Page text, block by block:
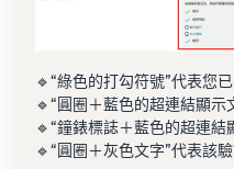
🔹“綠色的打勾符號”代表您
🔹“圓圈＋藍色的超連結顯示
🔹“鐘錶標誌＋藍色的超連結
🔹“圓圈＋灰色文字”代表該